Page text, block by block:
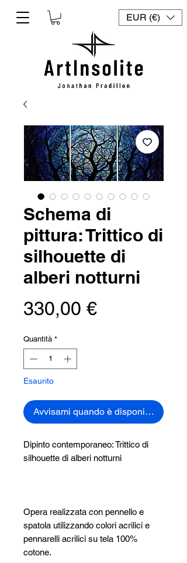
EUR (€)
Schema di
pittura: Trittico di
silhouette di
alberi notturni
330,00 €Prezzo
Quantità *
Esaurito
Avvisami quando è disponibile
Dipinto contemporaneo: Trittico di
silhouette di alberi notturni
Opera realizzata con pennello e
spatola utilizzando colori acrilici e
pennarelli acrilici su tela 100%
cotone.